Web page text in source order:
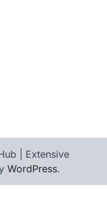
| Extensive
WordPress.